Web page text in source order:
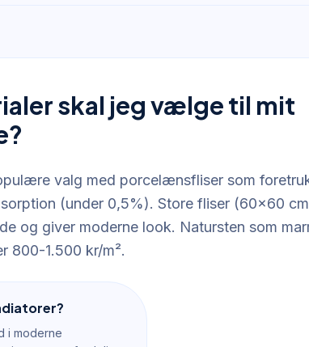
skal jeg vælge til mit
valg med porcelænsfliser som
(under 0,5%). Store fliser (60x60
og giver moderne look. Natursten som
800-1.500 kr/m².
i moderne